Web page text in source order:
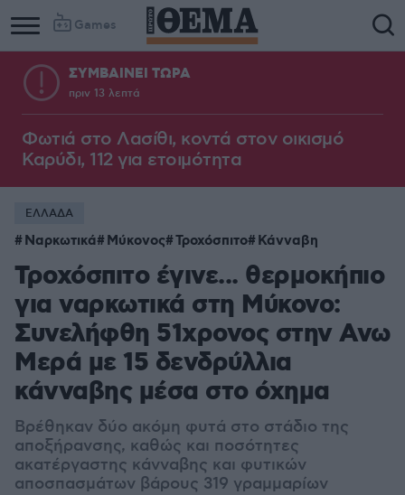
Games
ΣΥΜΒΑΙΝΕΙ ΤΩΡΑ
πριν 13 λεπτά
Φωτιά στο Λασίθι, κοντά στον οικισμό
Καρύδι, 112 για ετοιμότητα
ΕΛΛΑΔΑ
Ναρκωτικά Μύκονος Τροχόσπιτο Κάνναβη
Τροχόσπιτο έγινε... θερμοκήπιο
για ναρκωτικά στη Μύκονο:
Συνελήφθη 51χρονος στην Ανω
Μερά με 15 δενδρύλλια
κάνναβης μέσα στο όχημα
Βρέθηκαν δύο ακόμη φυτά στο στάδιο της
αποξήρανσης, καθώς και ποσότητες
ακατέργαστης κάνναβης και φυτικών
αποσπασμάτων βάρους 319 γραμμαρίων